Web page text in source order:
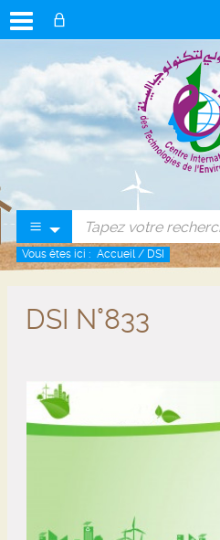
Vous êtes ici : Accueil / DSI
DSI N°833